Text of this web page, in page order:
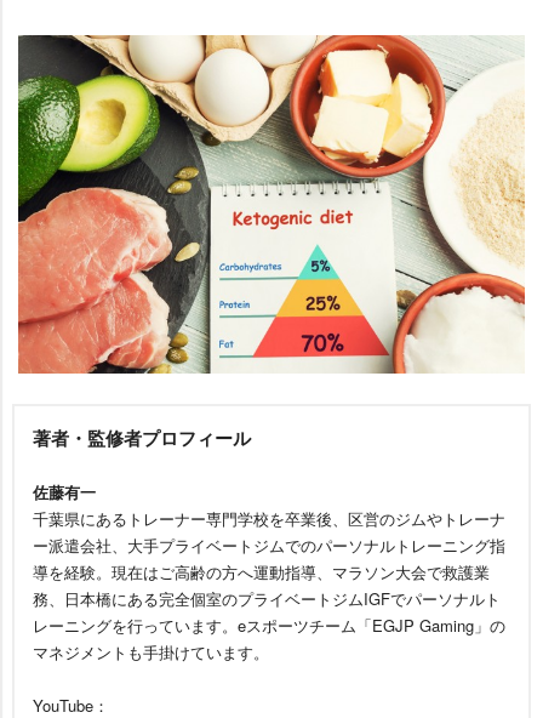
著者・監修者プロフィール
佐藤有一
千葉県にあるトレーナー専門学校を卒業後、区営のジムやトレーナ
ー派遣会社、大手プライベートジムでのパーソナルトレーニング指
導を経験。現在はご高齢の方へ運動指導、マラソン大会で救護業
務、日本橋にある完全個室のプライベートジムIGFでパーソナルト
レーニングを行っています。eスポーツチーム「EGJP Gaming」の
マネジメントも手掛けています。
YouTube：